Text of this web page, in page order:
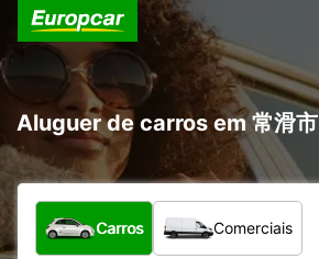
Aluguer de carros em 常滑市
Que tipo de veículo pretende?
Carros Comerciais